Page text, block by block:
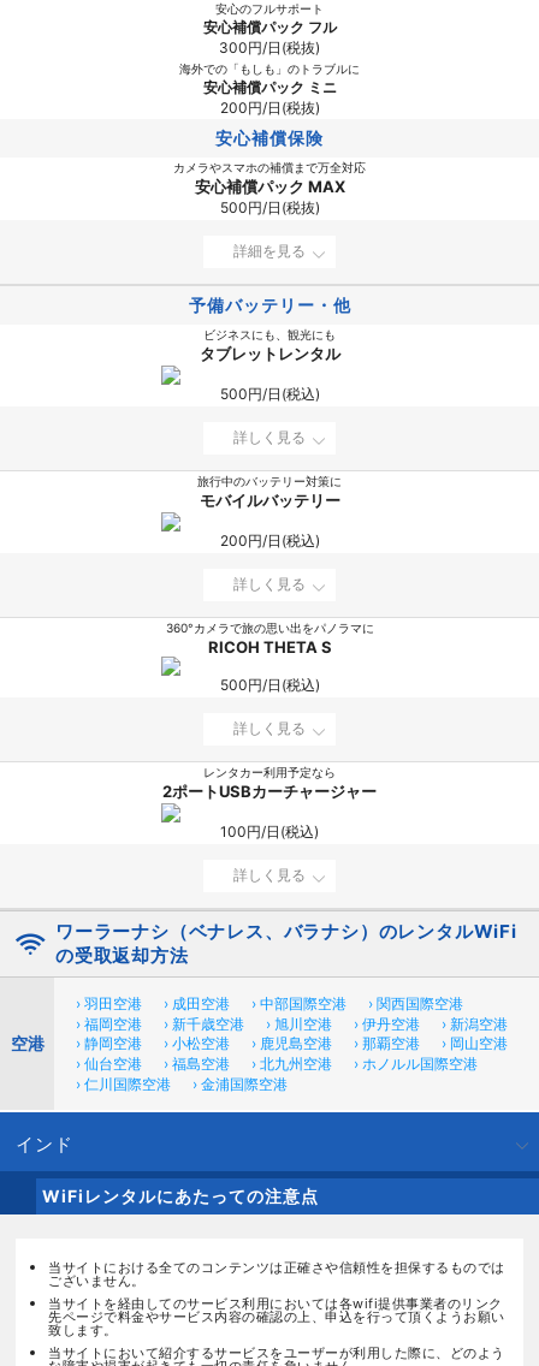
安心のフルサポート
安心補償パック フル
300円/日(税抜)
海外での「もしも」のトラブルに
安心補償パック ミニ
200円/日(税抜)
安心補償保険
カメラやスマホの補償まで万全対応
安心補償パック MAX
500円/日(税抜)
詳細を見る
予備バッテリー・他
ビジネスにも、観光にも
タブレットレンタル
500円/日(税込)
詳しく見る
旅行中のバッテリー対策に
モバイルバッテリー
200円/日(税込)
詳しく見る
360°カメラで旅の思い出をパノラマに
RICOH THETA S
500円/日(税込)
詳しく見る
レンタカー利用予定なら
2ポートUSBカーチャージャー
100円/日(税込)
詳しく見る
ワーラーナシ（ベナレス、バラナシ）のレンタルWiFi
の受取返却方法
空港
› 羽田空港 › 成田空港 › 中部国際空港
› 関西国際空港
› 福岡空港
› 新千歳空港 › 旭川空港 › 伊丹空港
› 新潟空港
› 静岡空港
› 小松空港 › 鹿児島空港 › 那覇空港
› 岡山空港
› 仙台空港
› 福島空港 › 北九州空港
› ホノルル国際空港
› 仁川国際空港
› 金浦国際空港
インド
WiFiレンタルにあたっての注意点
当サイトにおける全てのコンテンツは正確さや信頼性を担保するものでは
ございません。
当サイトを経由してのサービス利用においては各wifi提供事業者のリンク
先ページで料金やサービス内容の確認の上、申込を行って頂くようお願い
致します。
当サイトにおいて紹介するサービスをユーザーが利用した際に、どのよう